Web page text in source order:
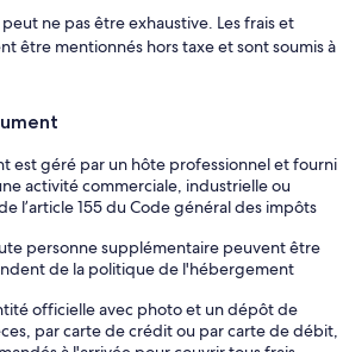
peut ne pas être exhaustive. Les frais et
être mentionnés hors taxe et sont soumis à
est géré par un hôte professionnel et fourni
activité commerciale, industrielle ou
l’article 155 du Code général des impôts
personne supplémentaire peuvent être
de la politique de l'hébergement
officielle avec photo et un dépôt de
par carte de crédit ou par carte de débit,